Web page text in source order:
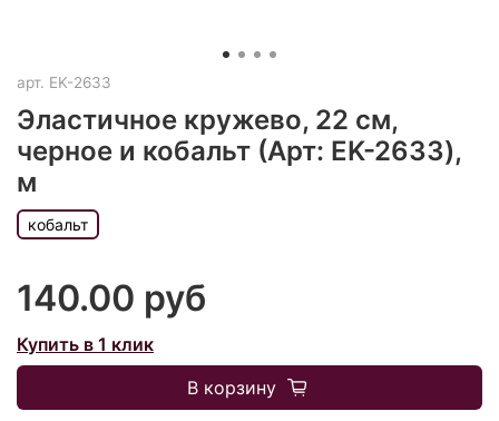
арт. EK-2633
Эластичное кружево, 22 см,
черное и кобальт (Арт: EK-2633),
м
кобальт
140.00 руб
Купить в 1 клик
В корзину